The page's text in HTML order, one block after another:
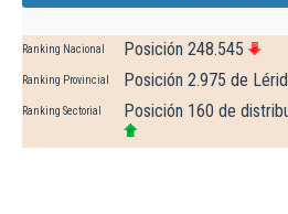
Ranking Nacional Posición 248.545
Ranking Provincial Posición 2.975 de
Ranking Sectorial Posición 160 de